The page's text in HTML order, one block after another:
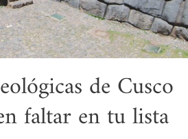
de Cusco
faltar en tu lista